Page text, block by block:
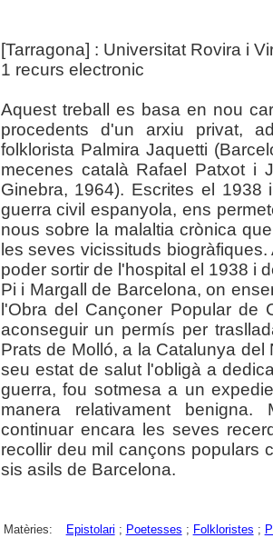
[Tarragona] : Universitat Rovira i
1 recurs electronic
Aquest treball es basa en nou
procedents d'un arxiu privat,
folklorista Palmira Jaquetti
mecenes català Rafael Patxot i
Ginebra, 1964). Escrites el
guerra civil espanyola, ens
nous sobre la malaltia crònica
les seves vicissituds
poder sortir de l'hospital el 1938 i
Pi i Margall de Barcelona, on
l'Obra del Cançoner Popular de
aconseguir un permís per
Prats de Molló, a la Catalunya
seu estat de salut l'obligà a
guerra, fou sotmesa a un
manera relativament
continuar encara les seves
recollir deu mil cançons populars
sis asils de Barcelona.
Matèries: Epistolari ; Poetesses ; Folkloristes ;